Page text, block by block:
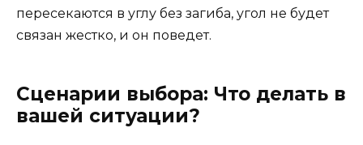
пересекаются в углу без загиба, угол не будет
связан жестко, и он поведет.
Сценарии выбора: Что делать в
вашей ситуации?